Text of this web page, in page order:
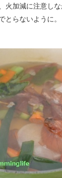
火加減に注意し
とらないように。